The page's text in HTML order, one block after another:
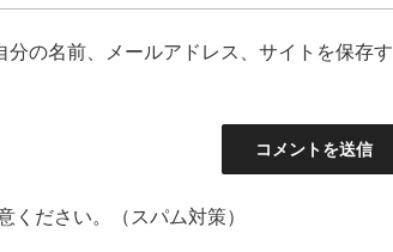
の名前、メールアドレス、サイトを保存す
ください。（スパム対策）